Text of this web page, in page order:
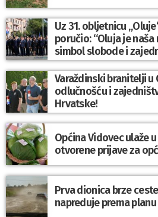
Uz 31. obljetnicu
poručio: “Oluja je
simbol slobode i
Varaždinski branitelji u
odlučnošću i
Hrvatske!
Općina Vidovec ulaže
otvorene prijave za
Prva dionica brze
napreduje prema planu